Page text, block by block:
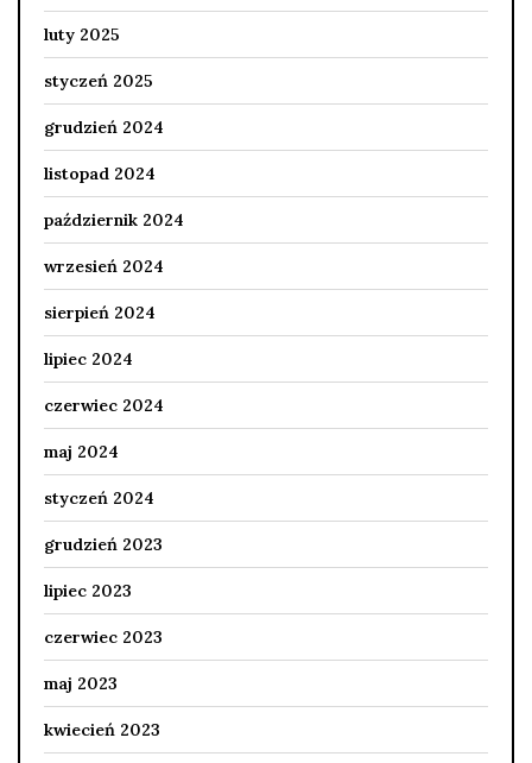
luty 2025
styczeń 2025
grudzień 2024
listopad 2024
październik 2024
wrzesień 2024
sierpień 2024
lipiec 2024
czerwiec 2024
maj 2024
styczeń 2024
grudzień 2023
lipiec 2023
czerwiec 2023
maj 2023
kwiecień 2023